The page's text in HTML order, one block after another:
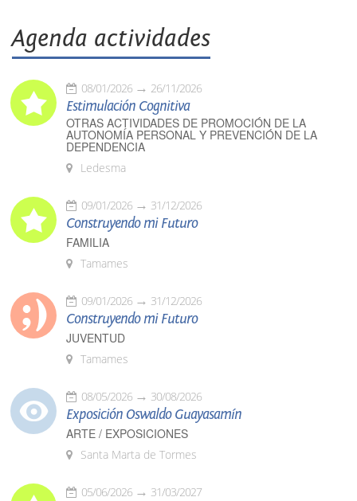
Agenda actividades
08/01/2026 26/11/2026
Estimulación Cognitiva
OTRAS ACTIVIDADES DE PROMOCIÓN DE LA
AUTONOMÍA PERSONAL Y PREVENCIÓN DE LA
DEPENDENCIA
Ledesma
09/01/2026 31/12/2026
Construyendo mi Futuro
FAMILIA
Tamames
09/01/2026 31/12/2026
Construyendo mi Futuro
JUVENTUD
Tamames
08/05/2026 30/08/2026
Exposición Oswaldo Guayasamín
ARTE / EXPOSICIONES
Santa Marta de Tormes
05/06/2026 31/03/2027